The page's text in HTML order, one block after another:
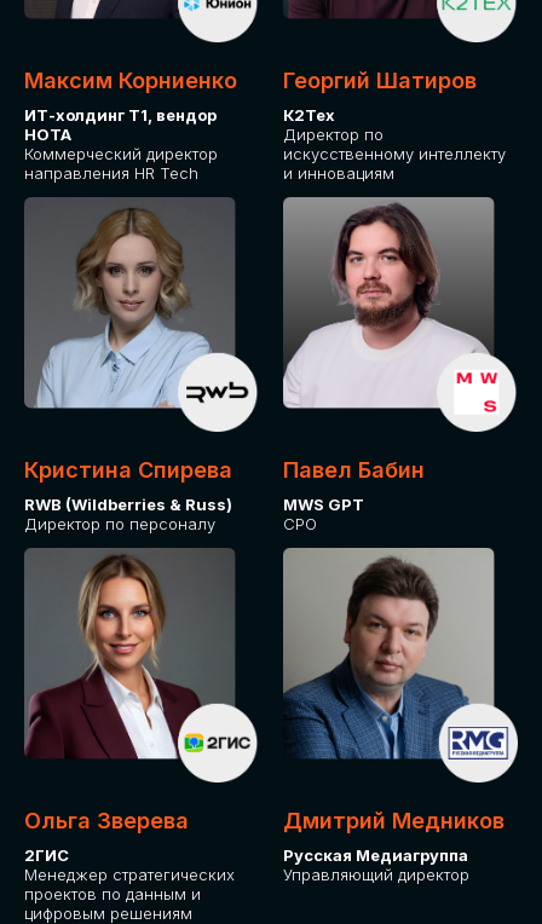
Максим Корниенко
ИТ-холдинг Т1, вендор
НОТА
Коммерческий директор
направления HR Tech
Георгий Шатиров
К2Тех
Директор по
искусственному интеллекту
и инновациям
Кристина Спирева
RWB (Wildberries & Russ)
Директор по персоналу
Павел Бабин
MWS GPT
CPO
Ольга Зверева
2ГИС
Менеджер стратегических
проектов по данным и
цифровым решениям
Дмитрий Медников
Русская Медиагруппа
Управляющий директор